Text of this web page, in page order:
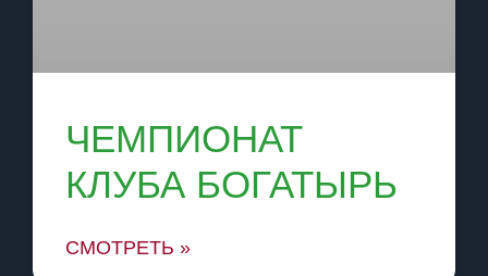
ЧЕМПИОНАТ
КЛУБА БОГАТЫРЬ
СМОТРЕТЬ »